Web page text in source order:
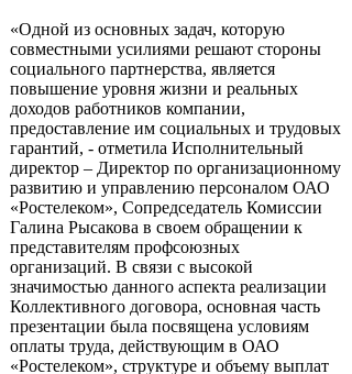
«Одной из основных задач, которую
совместными усилиями решают стороны
социального партнерства, является
повышение уровня жизни и реальных
доходов работников компании,
предоставление им социальных и трудовых
гарантий, - отметила Исполнительный
директор – Директор по организационному
развитию и управлению персоналом ОАО
«Ростелеком», Сопредседатель Комиссии
Галина Рысакова в своем обращении к
представителям профсоюзных
организаций. В связи с высокой
значимостью данного аспекта реализации
Коллективного договора, основная часть
презентации была посвящена условиям
оплаты труда, действующим в ОАО
«Ростелеком», структуре и объему выплат